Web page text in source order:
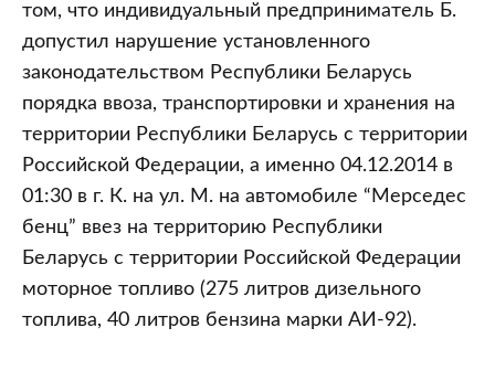
том, что индивидуальный предприниматель Б.
допустил нарушение установленного
законодательством Республики Беларусь
порядка ввоза, транспортировки и хранения на
территории Республики Беларусь с территории
Российской Федерации, а именно 04.12.2014 в
01:30 в г. К. на ул. М. на автомобиле “Мерседес
бенц” ввез на территорию Республики
Беларусь с территории Российской Федерации
моторное топливо (275 литров дизельного
топлива, 40 литров бензина марки АИ-92).